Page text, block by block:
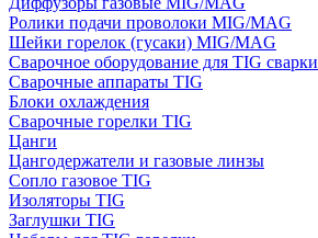
Ролики подачи проволоки MIG/MAG
Шейки горелок (гусаки) MIG/MAG
Сварочное оборудование для TIG сварки
Сварочные аппараты TIG
Блоки охлаждения
Сварочные горелки TIG
Цанги
Цангодержатели и газовые линзы
Сопло газовое TIG
Изоляторы TIG
Заглушки TIG